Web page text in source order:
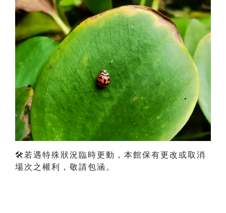
🛠️若遇特殊狀況臨時更動，本館保有更改或取消
場次之權利，敬請包涵。